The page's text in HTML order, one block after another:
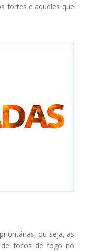
fortes e aqueles que
ou seja, as
de focos de fogo no